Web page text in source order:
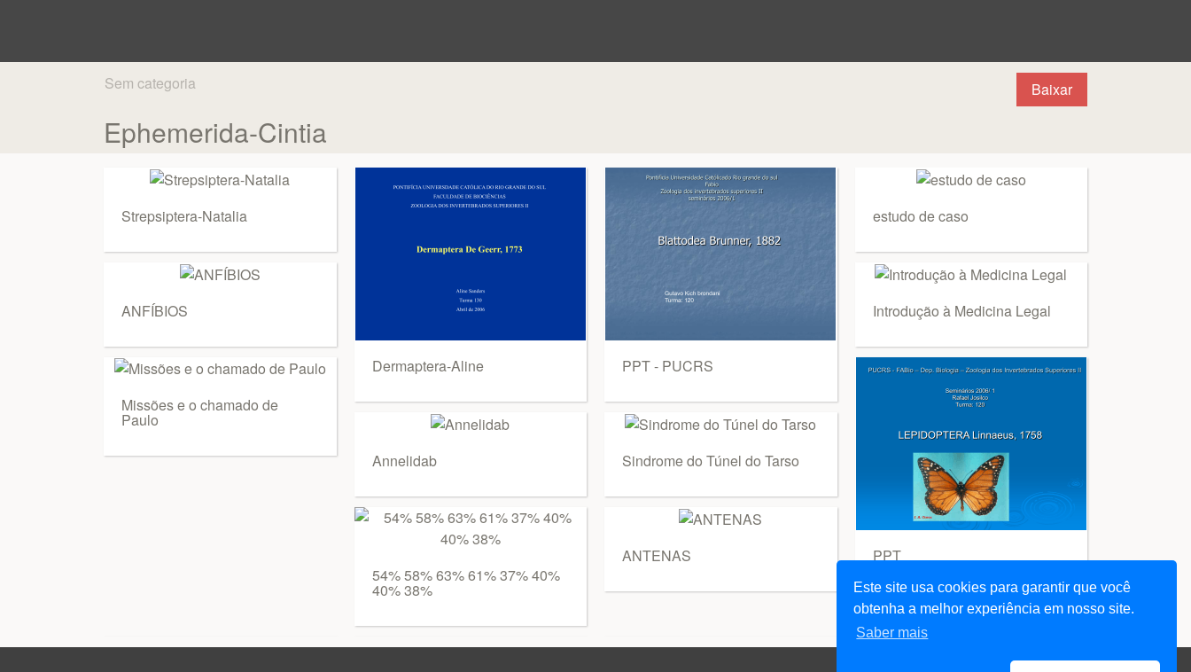
Este site usa cookies para garantir que você
obtenha a melhor experiência em nosso site.
Saber mais
Baixar
Sem categoria
Ephemerida-Cintia
Strepsiptera-Natalia
ANFÍBIOS
Missões e o chamado de
Paulo
Dermaptera-Aline
Annelidab
54% 58% 63% 61% 37% 40%
40% 38%
PPT - PUCRS
Sindrome do Túnel do Tarso
ANTENAS
estudo de caso
Introdução à Medicina Legal
PPT